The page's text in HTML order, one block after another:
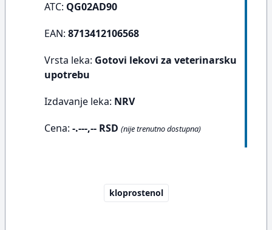
ATC: QG02AD90
EAN: 8713412106568
Vrsta leka: Gotovi lekovi za veterinarsku
upotrebu
Izdavanje leka: NRV
Cena: -.---,-- RSD (nije trenutno dostupna)
kloprostenol